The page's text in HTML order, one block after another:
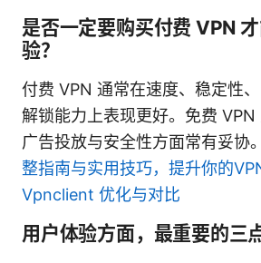
是否一定要购买付费 VPN
验？
付费 VPN 通常在速度、稳定性
解锁能力上表现更好。免费 VPN
广告投放与安全性方面常有妥协。
整指南与实用技巧，提升你的
Vpnclient 优化与对比
用户体验方面，最重要的三